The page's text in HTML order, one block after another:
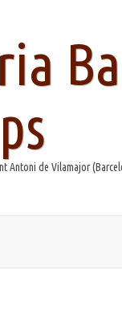
Antoni de Vilamajor